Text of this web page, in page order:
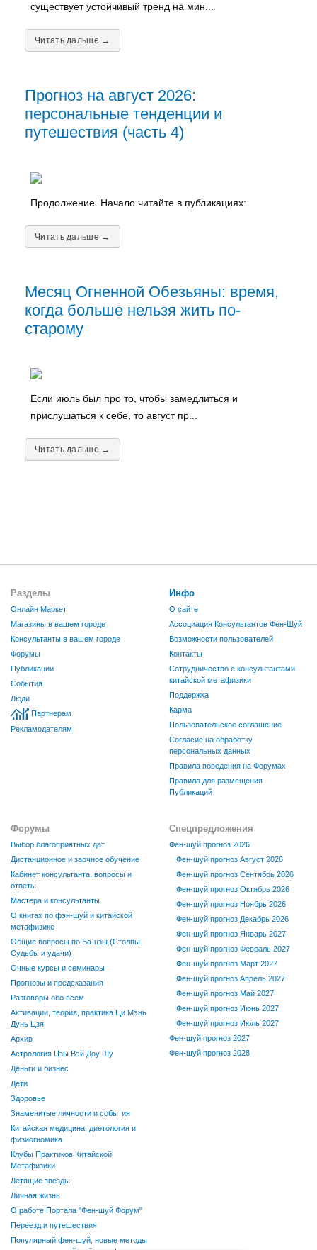
существует устойчивый тренд на мин...
Читать дальше →
Прогноз на август 2026:
персональные тенденции и
путешествия (часть 4)
Продолжение. Начало читайте в публикациях:
Читать дальше →
Месяц Огненной Обезьяны: время,
когда больше нельзя жить по-
старому
Если июль был про то, чтобы замедлиться и
прислушаться к себе, то август пр...
Читать дальше →
Разделы
Онлайн Маркет
Магазины в вашем городе
Консультанты в вашем городе
Форумы
Публикации
События
Люди
Партнерам
Рекламодателям
Инфо
О сайте
Ассоциация Консультантов Фен-Шуй
Возможности пользователей
Контакты
Сотрудничество с консультантами
китайской метафизики
Поддержка
Карма
Пользовательское соглашение
Согласие на обработку
персональных данных
Правила поведения на Форумах
Правила для размещения
Публикаций
Форумы
Выбор благоприятных дат
Дистанционное и заочное обучение
Кабинет консультанта, вопросы и
ответы
Мастера и консультанты
О книгах по фэн-шуй и китайской
метафизике
Общие вопросы по Ба-цзы (Столпы
Судьбы и удачи)
Очные курсы и семинары
Прогнозы и предсказания
Разговоры обо всем
Активации, теория, практика Ци Мэнь
Дунь Цзя
Архив
Астрология Цзы Вэй Доу Шу
Деньги и бизнес
Дети
Здоровье
Знаменитые личности и события
Китайская медицина, диетология и
физиогномика
Клубы Практиков Китайской
Метафизики
Летящие звезды
Личная жизнь
О работе Портала "Фен-шуй Форум"
Переезд и путешествия
Популярный фен-шуй, новые методы
Спецпредложения
Фен-шуй прогноз 2026
Фен-шуй прогноз Август 2026
Фен-шуй прогноз Сентябрь 2026
Фен-шуй прогноз Октябрь 2026
Фен-шуй прогноз Ноябрь 2026
Фен-шуй прогноз Декабрь 2026
Фен-шуй прогноз Январь 2027
Фен-шуй прогноз Февраль 2027
Фен-шуй прогноз Март 2027
Фен-шуй прогноз Апрель 2027
Фен-шуй прогноз Май 2027
Фен-шуй прогноз Июнь 2027
Фен-шуй прогноз Июль 2027
Фен-шуй прогноз 2027
Фен-шуй прогноз 2028